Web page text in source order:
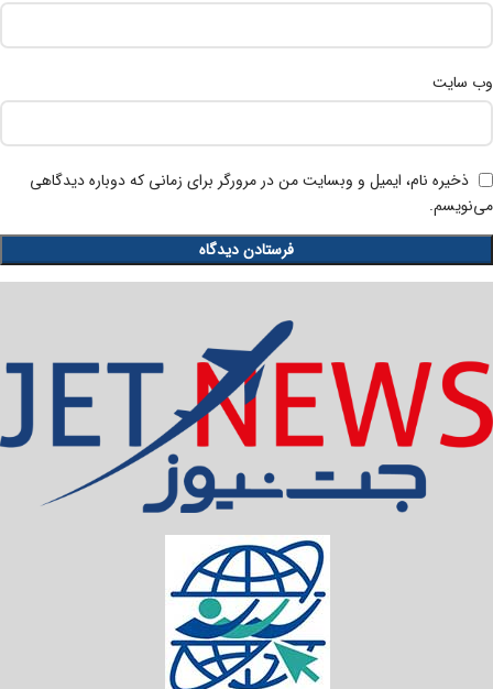
وب‌ سایت
ذخیره نام، ایمیل و وبسایت من در مرورگر برای زمانی که دوباره دیدگاهی
می‌نویسم.